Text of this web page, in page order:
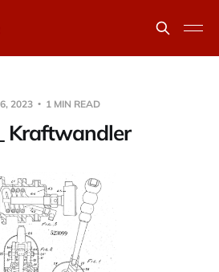
2023 1 MIN READ
Kraftwandler